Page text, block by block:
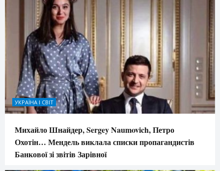
УКРАЇНА І СВІТ
Михайло Шнайдер, Sergey Naumovich, Петро
Охотін… Мендель виклала списки пропагандистів
Банкової зі звітів Зарівної